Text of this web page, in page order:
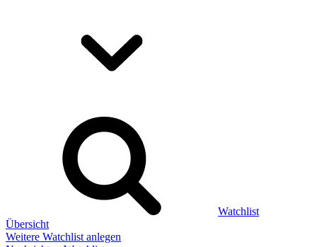
Watchlist
Übersicht
Weitere Watchlist anlegen